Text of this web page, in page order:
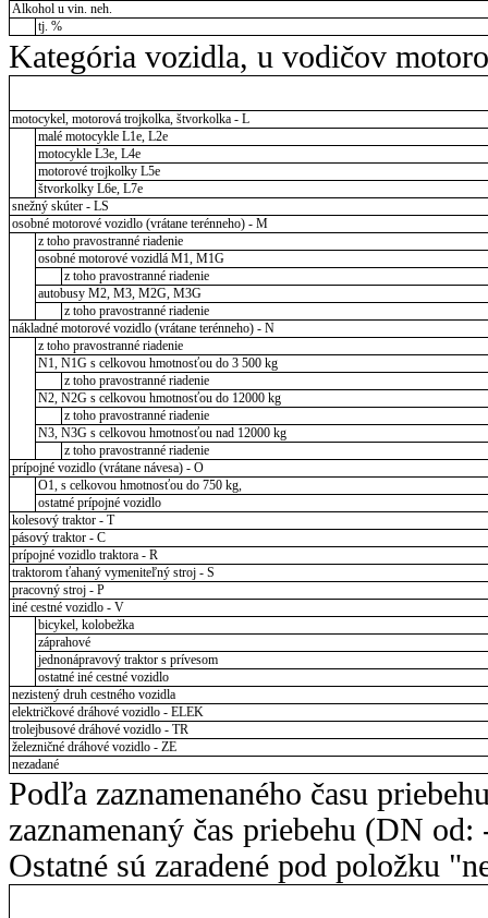
Alkohol u vin. neh.
tj. %
Kategória vozidla, u vodičov
motocykel, motorová trojkolka, štvorkolka - L
malé motocykle L1e, L2e
motocykle L3e, L4e
motorové trojkolky L5e
štvorkolky L6e, L7e
snežný skúter - LS
osobné motorové vozidlo (vrátane terénneho) - M
z toho pravostranné riadenie
osobné motorové vozidlá M1, M1G
z toho pravostranné riadenie
autobusy M2, M3, M2G, M3G
z toho pravostranné riadenie
nákladné motorové vozidlo (vrátane terénneho) - N
z toho pravostranné riadenie
N1, N1G s celkovou hmotnosťou do 3 500 kg
z toho pravostranné riadenie
N2, N2G s celkovou hmotnosťou do 12000 kg
z toho pravostranné riadenie
N3, N3G s celkovou hmotnosťou nad 12000 kg
z toho pravostranné riadenie
prípojné vozidlo (vrátane návesa) - O
O1, s celkovou hmotnosťou do 750 kg,
ostatné prípojné vozidlo
kolesový traktor - T
pásový traktor - C
prípojné vozidlo traktora - R
traktorom ťahaný vymeniteľný stroj - S
pracovný stroj - P
iné cestné vozidlo - V
bicykel, kolobežka
záprahové
jednonápravový traktor s prívesom
ostatné iné cestné vozidlo
nezistený druh cestného vozidla
električkové dráhové vozidlo - ELEK
trolejbusové dráhové vozidlo - TR
železničné dráhové vozidlo - ZE
nezadané
Podľa zaznamenaného času
zaznamenaný čas priebehu (DN
Ostatné sú zaradené pod položku